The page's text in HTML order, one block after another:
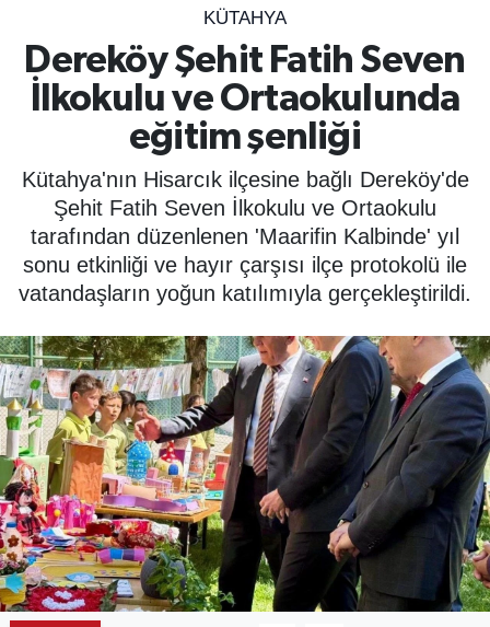
KÜTAHYA
Dereköy Şehit Fatih Seven
İlkokulu ve Ortaokulunda
eğitim şenliği
Kütahya'nın Hisarcık ilçesine bağlı Dereköy'de
Şehit Fatih Seven İlkokulu ve Ortaokulu
tarafından düzenlenen 'Maarifin Kalbinde' yıl
sonu etkinliği ve hayır çarşısı ilçe protokolü ile
vatandaşların yoğun katılımıyla gerçekleştirildi.
ÇEVRE
BİLİM - TEKNOLOJİ
KADIN
MAGAZİN